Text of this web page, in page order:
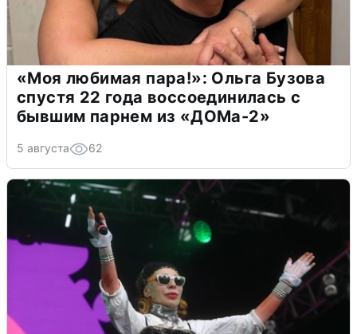
«Моя любимая пара!»: Ольга Бузова
спустя 22 года воссоединилась с
бывшим парнем из «ДОМа-2»
5 августа 62